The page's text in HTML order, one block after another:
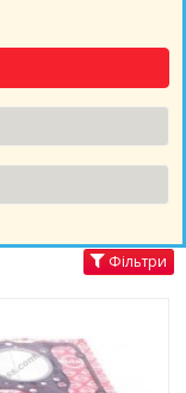
Фільтри